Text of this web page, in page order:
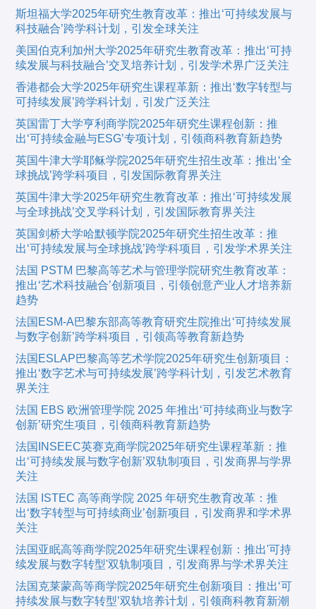
斯坦福大学2025年研究生教育改革：推出‘可持续发展与
科技融合’跨学科计划，引发全球关注
美国伯克利加州大学2025年研究生教育改革：推出‘可持
续发展与科技融合’交叉培养计划，引发学术界广泛关注
香港都会大学2025年研究生课程革新：推出‘数字转型与
可持续发展’跨学科计划，引发广泛关注
英国雷丁大学亨利商学院2025年研究生课程创新：推
出‘可持续金融与ESG’专项计划，引领商科教育新趋势
英国牛津大学耶稣学院2025年研究生招生改革：推出‘全
球挑战’跨学科项目，引发国际教育界关注
英国牛津大学2025年研究生教育改革：推出‘可持续发展
与全球挑战’交叉学科计划，引发国际教育界关注
英国剑桥大学哈默顿学院2025年研究生招生改革：推
出‘可持续发展与全球挑战’跨学科项目，引发学术界关注
法国 PSTM 巴黎高等艺术与管理学院研究生教育改革：
推出‘艺术科技融合’创新项目，引领创意产业人才培养新
趋势
法国ESM-A巴黎东部高等教育研究生院推出‘可持续发展
与数字创新’跨学科项目，引领高等教育新趋势
法国ESLAP巴黎高等艺术学院2025年研究生创新项目：
推出‘数字艺术与可持续发展’跨学科计划，引发艺术教育
界关注
法国 EBS 欧洲管理学院 2025 年推出‘可持续商业与数字
创新’研究生项目，引领商科教育新趋势
法国INSEEC英赛克商学院2025年研究生课程革新：推
出‘可持续发展与数字创新’双轨制项目，引发商界与学界
关注
法国 ISTEC 高等商学院 2025 年研究生教育改革：推
出‘数字转型与可持续商业’创新项目，引发商界和学术界
关注
法国亚眠高等商学院2025年研究生课程创新：推出'可持
续发展与数字转型'双轨制项目，引发商界与学术界关注
法国克莱蒙高等商学院2025年研究生创新项目：推出‘可
持续发展与数字转型’双轨培养计划，引领商科教育新潮